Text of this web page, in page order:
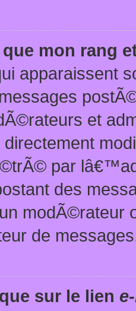
mon rang
apparaissent
et
directement
par
des
modÃ©rateur
de
sur le lien